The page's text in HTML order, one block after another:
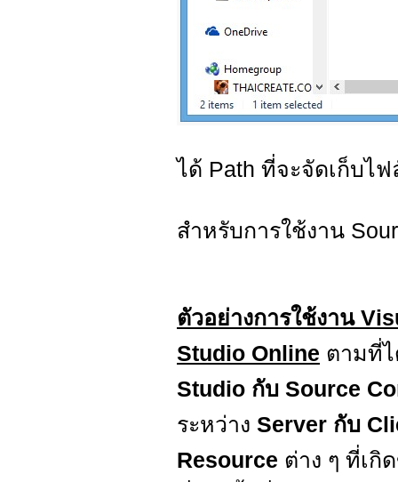
ได้ Path ที่จะจัดเก็บไ
สำหรับการใช้งาน
ตัวอย่างการใช้งาน
Studio Online ตามที่ไ
Studio กับ Source
ระหว่าง Server กับ
Resource ต่าง ๆ ที่เกิ